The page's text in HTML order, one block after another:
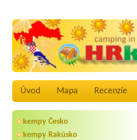
Úvod Mapa Recenzíe
kempy Česko
kempy Rakúsko